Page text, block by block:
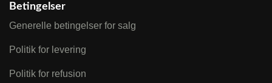
Betingelser
Generelle betingelser for salg
Politik for levering
Politik for refusion